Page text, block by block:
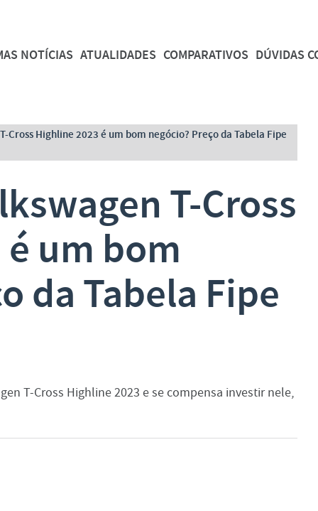
NOTÍCIAS ATUALIDADES COMPARATIVOS DÚVIDAS
Cross Highline 2023 é um bom negócio? Preço da Tabela Fipe
T-Cross
um bom
da Tabela Fipe
T-Cross Highline 2023 e se compensa investir nele,